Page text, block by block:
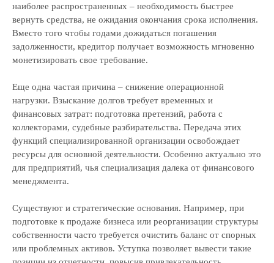
наиболее распространенных – необходимость быстрее
вернуть средства, не ожидания окончания срока исполнения.
Вместо того чтобы годами дожидаться погашения
задолженности, кредитор получает возможность мгновенно
монетизировать свое требование.
Еще одна частая причина – снижение операционной
нагрузки. Взыскание долгов требует временных и
финансовых затрат: подготовка претензий, работа с
коллекторами, судебные разбирательства. Передача этих
функций специализированной организации освобождает
ресурсы для основной деятельности. Особенно актуально это
для предприятий, чья специализация далека от финансового
менеджмента.
Существуют и стратегические основания. Например, при
подготовке к продаже бизнеса или реорганизации структуры
собственности часто требуется очистить баланс от спорных
или проблемных активов. Уступка позволяет вывести такие